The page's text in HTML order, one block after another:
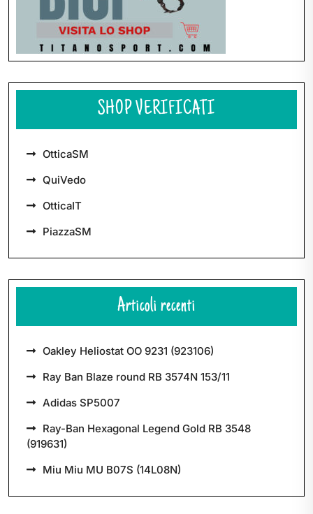
SHOP VERIFICATI
OtticaSM
QuiVedo
OtticaIT
PiazzaSM
Articoli recenti
Oakley Heliostat OO 9231 (923106)
Ray Ban Blaze round RB 3574N 153/11
Adidas SP5007
Ray-Ban Hexagonal Legend Gold RB 3548
(919631)
Miu Miu MU B07S (14L08N)